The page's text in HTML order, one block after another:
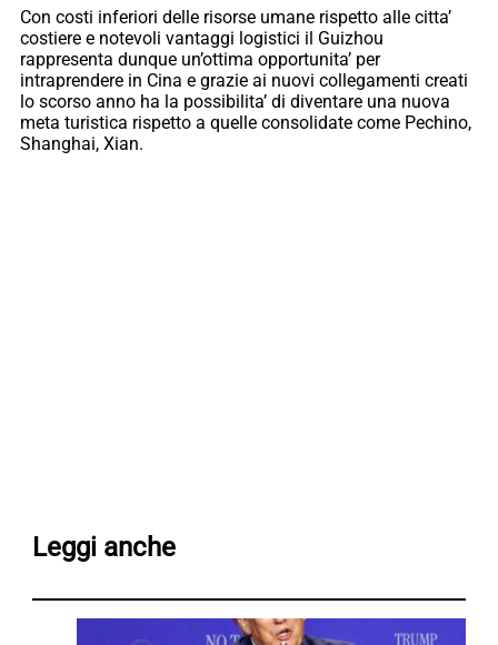
Con costi inferiori delle risorse umane rispetto alle citta’
costiere e notevoli vantaggi logistici il Guizhou
rappresenta dunque un’ottima opportunita’ per
intraprendere in Cina e grazie ai nuovi collegamenti creati
lo scorso anno ha la possibilita’ di diventare una nuova
meta turistica rispetto a quelle consolidate come Pechino,
Shanghai, Xian.
Leggi anche